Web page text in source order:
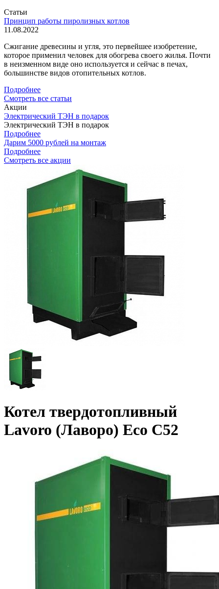
Статьи
Принцип работы пиролизных котлов
11.08.2022
Сжигание древесины и угля, это первейшее изобретение,
которое применил человек для обогрева своего жилья. Почти
в неизменном виде оно используется и сейчас в печах,
большинстве видов отопительных котлов.
Подробнее
Смотреть все статьи
Акции
Электрический ТЭН в подарок
Электрический ТЭН в подарок
Подробнее
Дарим 5000 рублей на монтаж
Подробнее
Смотреть все акции
Котел твердотопливный
Lavoro (Лаворо) Eco С52